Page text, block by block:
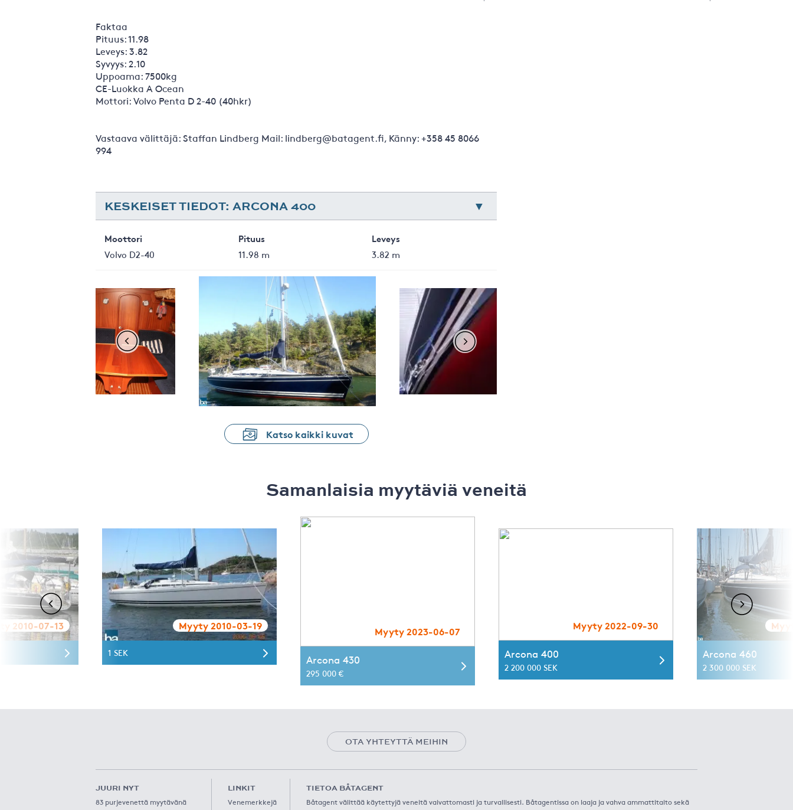
Faktaa
Pituus: 11.98
Leveys: 3.82
Syvyys: 2.10
Uppoama: 7500kg
CE-Luokka A Ocean
Mottori: Volvo Penta D 2-40 (40hkr)
Vastaava välittäjä: Staffan Lindberg Mail: lindberg@batagent.fi, Känny: +358 45 8066
994
KESKEISET TIEDOT: ARCONA 400
Moottori
Volvo D2-40
Pituus
11.98 m
Leveys
3.82 m
Katso kaikki kuvat
Samanlaisia ​​myytäviä veneitä
2010-07-13 Myyty 2010-03-19
1 SEK
Myyty 2023-06-07
Arcona 430
295 000 €
Myyty 2022-09-30
Arcona 400
2 200 000 SEK
Arcona 460
2 300 000 SEK
OTA YHTEYTTÄ MEIHIN
JUURI NYT
83 purjevenettä myytävänä
LINKIT
Venemerkkejä
TIETOA BÅTAGENT
Båtagent välittää käytettyjä veneitä vaivattomasti ja turvallisesti. Båtagentissa on laaja ja vahva ammattitaito sekä